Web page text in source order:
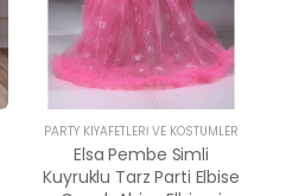
PARTY KIYAFETLERİ VE KOSTÜMLER
Elsa Pembe Simli
Kuyruklu Tarz Parti Elbise